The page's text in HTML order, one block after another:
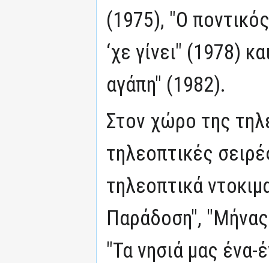
(1975), "Ο
‘χε γίνει" (1978)
αγάπη" (1982).
Στον χώρο της
τηλεοπτικές
τηλεοπτικά
Παράδοση", "Μήνας
"Τα νησιά μας